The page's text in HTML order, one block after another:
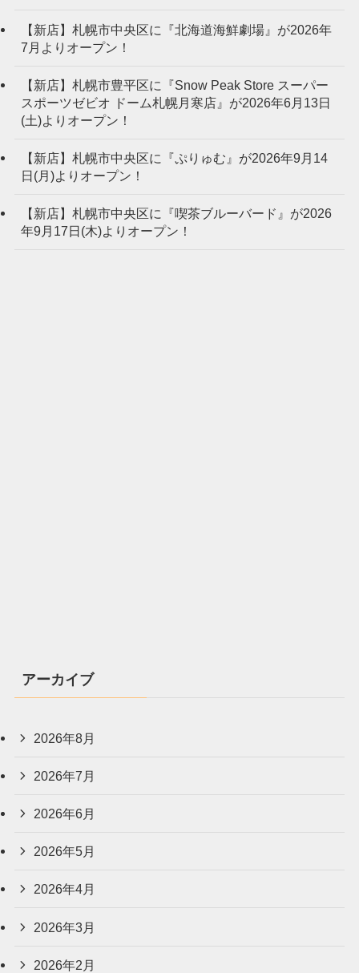
【新店】札幌市中央区に『北海道海鮮劇場』が2026年
7月よりオープン！
【新店】札幌市豊平区に『Snow Peak Store スーパー
スポーツゼビオ ドーム札幌月寒店』が2026年6月13日
(土)よりオープン！
【新店】札幌市中央区に『ぷりゅむ』が2026年9月14
日(月)よりオープン！
【新店】札幌市中央区に『喫茶ブルーバード』が2026
年9月17日(木)よりオープン！
アーカイブ
2026年8月
2026年7月
2026年6月
2026年5月
2026年4月
2026年3月
2026年2月